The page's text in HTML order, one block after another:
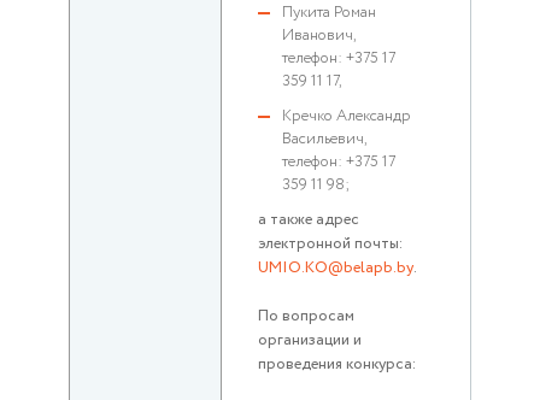
Пукита Роман
Иванович,
телефон: +375 17
359 11 17,
Кречко Александр
Васильевич,
телефон: +375 17
359 11 98;
а также адрес
электронной почты:
UMIO.KO@belapb.by.
По вопросам
организации и
проведения конкурса: